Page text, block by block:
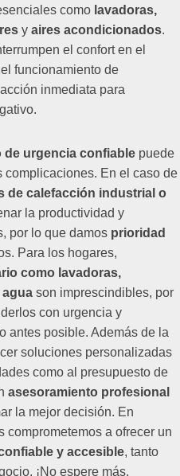
como lavadoras,
y aires acondicionados.
el confort en el
funcionamiento de
inmediata para
urgencia confiable puede
complicaciones. En el caso de
de calefacción industrial o
la productividad y
por lo que damos prioridad
Para los hogares,
como lavadoras,
son imprescindibles, por
con urgencia y
antes posible. Además de la
soluciones personalizadas
como al presupuesto de
asesoramiento profesional
la mejor decisión. En
comprometemos a ofrecer un
y accesible, tanto
¡No espere más,